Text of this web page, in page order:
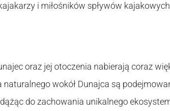
i miłośników spływów
oraz jej otoczenia nabierają coraz
wokół Dunajca są
do zachowania unikalnego